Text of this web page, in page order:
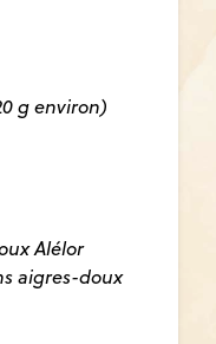
g environ)
Alélor
aigres-doux